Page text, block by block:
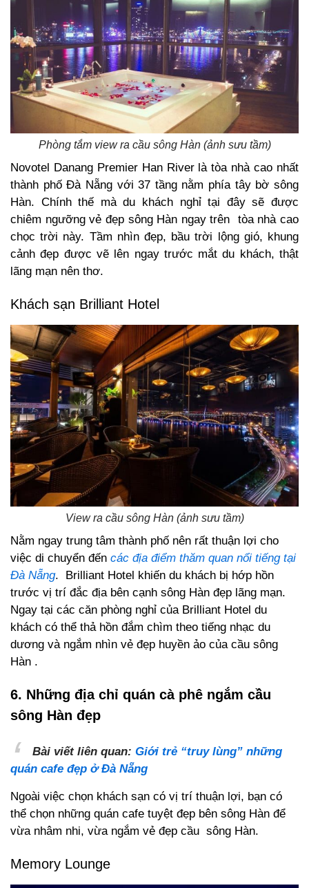
Phòng tắm view ra cầu sông Hàn (ảnh sưu tầm)
Novotel Danang Premier Han River là tòa nhà cao nhất
thành phố Đà Nẵng với 37 tầng nằm phía tây bờ sông
Hàn. Chính thế mà du khách nghỉ tại đây sẽ được
chiêm ngưỡng vẻ đẹp sông Hàn ngay trên tòa nhà cao
chọc trời này. Tầm nhìn đẹp, bầu trời lộng gió, khung
cảnh đẹp được vẽ lên ngay trước mắt du khách, thật
lãng mạn nên thơ.
Khách sạn Brilliant Hotel
View ra cầu sông Hàn (ảnh sưu tầm)
Nằm ngay trung tâm thành phố nên rất thuận lợi cho
việc di chuyển đến các địa điểm thăm quan nổi tiếng tại
Đà Nẵng. Brilliant Hotel khiến du khách bị hớp hồn
trước vị trí đắc địa bên cạnh sông Hàn đẹp lãng mạn.
Ngay tại các căn phòng nghỉ của Brilliant Hotel du
khách có thể thả hồn đắm chìm theo tiếng nhạc du
dương và ngắm nhìn vẻ đẹp huyền ảo của cầu sông
Hàn .
6. Những địa chỉ quán cà phê ngắm cầu
sông Hàn đẹp
Bài viết liên quan: Giới trẻ “truy lùng” những
quán cafe đẹp ở Đà Nẵng
Ngoài việc chọn khách sạn có vị trí thuận lợi, bạn có
thể chọn những quán cafe tuyệt đẹp bên sông Hàn để
vừa nhâm nhi, vừa ngắm vẻ đẹp cầu sông Hàn.
Memory Lounge